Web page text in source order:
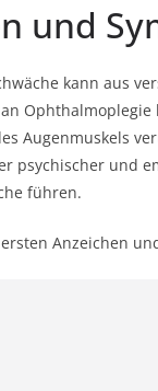
und
kann aus
Augenmuskels
psychischer und
führen.
Anzeichen